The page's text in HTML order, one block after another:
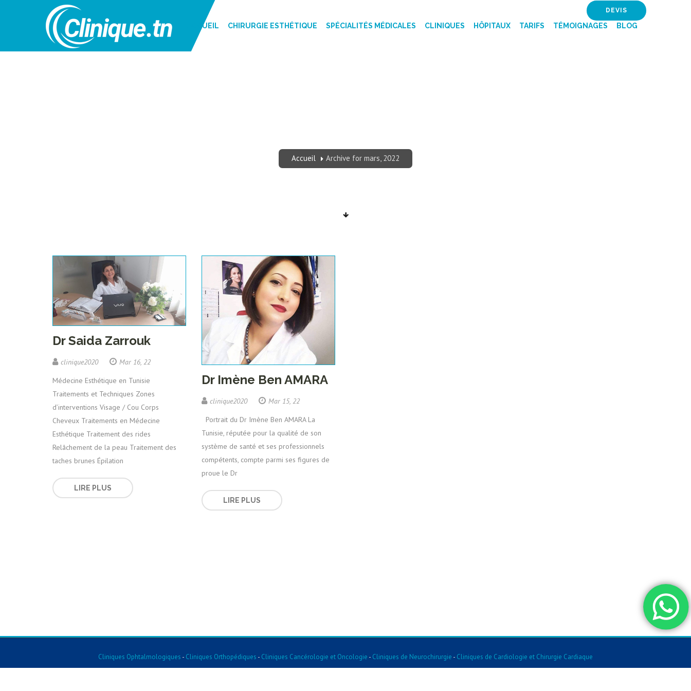
ACCUEIL CHIRURGIE ESTHÉTIQUE SPÉCIALITÉS MÉDICALES CLINIQUES HÔPITAUX TARIFS TÉMOIGNAGES BLOG
DEVIS
Accueil Archive for mars, 2022
Dr Saida Zarrouk
clinique2020
Mar 16, 22
Médecine Esthétique en Tunisie
Traitements et Techniques Zones
d’interventions Visage / Cou Corps
Cheveux Traitements en Médecine
Esthétique Traitement des rides
Relâchement de la peau Traitement des
taches brunes Épilation
LIRE PLUS
Dr Imène Ben AMARA
clinique2020
Mar 15, 22
Portrait du Dr Imène Ben AMARA La
Tunisie, réputée pour la qualité de son
système de santé et ses professionnels
compétents, compte parmi ses figures de
proue le Dr
LIRE PLUS
Cliniques Ophtalmologiques - Cliniques Orthopédiques - Cliniques Cancérologie et Oncologie - Cliniques de Neurochirurgie - Cliniques de Cardiologie et Chirurgie Cardiaque